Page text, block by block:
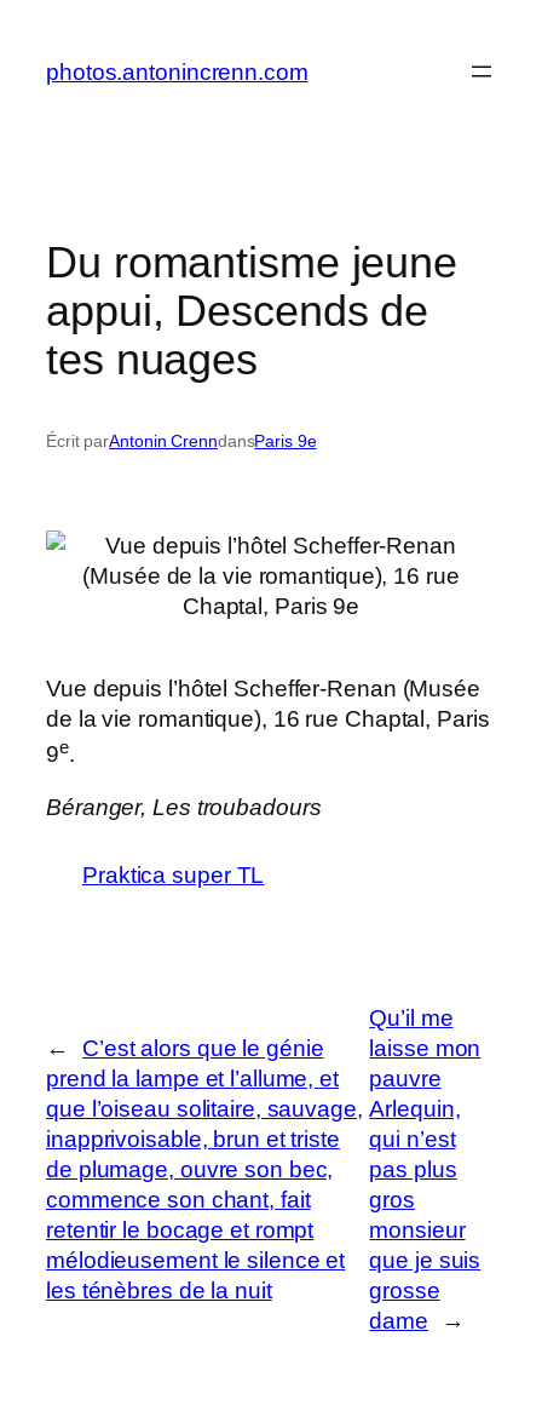
contenu
photos.antonincrenn.com
Du romantisme jeune
appui, Descends de
tes nuages
Écrit parAntonin CrenndansParis 9e
Vue depuis l’hôtel Scheffer-Renan (Musée
de la vie romantique), 16 rue Chaptal, Paris
9e.
Béranger,Les troubadours
Praktica super TL
←
C’est alors que le génie
prend la lampe et l’allume, et
que l’oiseau solitaire, sauvage,
inapprivoisable, brun et triste
de plumage, ouvre son bec,
commence son chant, fait
retentir le bocage et rompt
mélodieusement le silence et
les ténèbres de la nuit
Qu’il me
laisse mon
pauvre
Arlequin,
qui n’est
pas plus
gros
monsieur
que je suis
grosse
dame
→